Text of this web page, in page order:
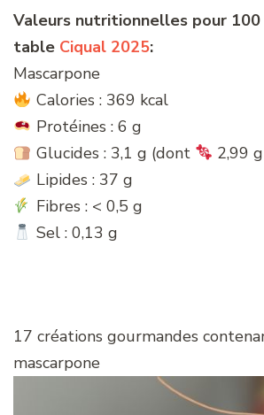
Valeurs nutritionnelles pour 100
table Ciqual 2025:
Mascarpone
Calories : 369 kcal
Protéines : 6 g
Glucides : 3,1 g (dont
2,99
Lipides : 37 g
Fibres : < 0,5 g
Sel : 0,13 g
17 créations gourmandes
mascarpone